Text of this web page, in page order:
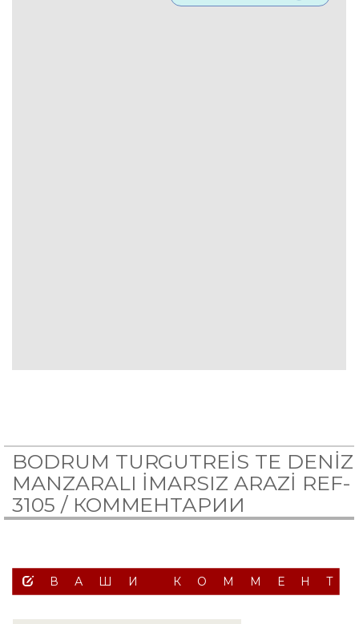
BODRUM TURGUTREİS TE DENİZ
MANZARALI İMARSIZ ARAZİ REF-
3105 / КОММЕНТАРИИ
ВАШИ